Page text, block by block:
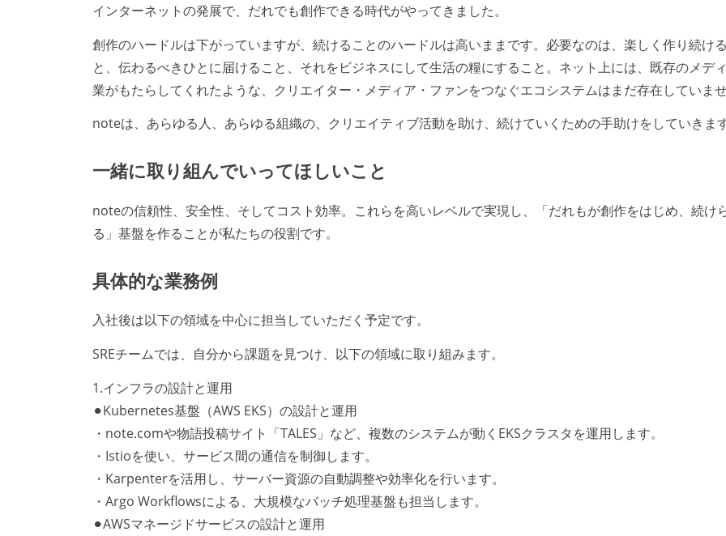
インターネットの発展で、だれでも創作できる時代がやってきました。
創作のハードルは下がっていますが、続けることのハードルは高いままです。必要なのは、楽しく作り続け
と、伝わるべきひとに届けること、それをビジネスにして生活の糧にすること。ネット上には、既存のメデ
業がもたらしてくれたような、クリエイター・メディア・ファンをつなぐエコシステムはまだ存在していま
noteは、あらゆる人、あらゆる組織の、クリエイティブ活動を助け、続けていくための手助けをしていきま
一緒に取り組んでいってほしいこと
noteの信頼性、安全性、そしてコスト効率。これらを高いレベルで実現し、「だれもが創作をはじめ、続け
る」基盤を作ることが私たちの役割です。
具体的な業務例
入社後は以下の領域を中心に担当していただく予定です。
SREチームでは、自分から課題を見つけ、以下の領域に取り組みます。
1.インフラの設計と運用
⚫︎Kubernetes基盤（AWS EKS）の設計と運用
・note.comや物語投稿サイト「TALES」など、複数のシステムが動くEKSクラスタを運用します。
・Istioを使い、サービス間の通信を制御します。
・Karpenterを活用し、サーバー資源の自動調整や効率化を行います。
・Argo Workflowsによる、大規模なバッチ処理基盤も担当します。
⚫︎AWSマネージドサービスの設計と運用